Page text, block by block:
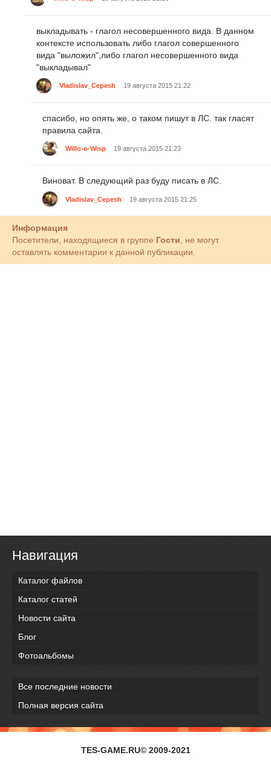
выкладывать - глагол несовершенного вида. В данном
контексте использовать либо глагол совершенного
вида "выложил",либо глагол несовершенного вида
"выкладывал"
Vladislav_Cepesh 19 августа 2015 21:22
спасибо, но опять же, о таком пишут в ЛС. так гласят
правила сайта.
Willo-o-Wisp 19 августа 2015 21:23
Виноват. В следующий раз буду писать в ЛС.
Vladislav_Cepesh 19 августа 2015 21:25
Информация
Посетители, находящиеся в группе Гости , не могут
оставлять комментарии к данной публикации.
Навигация
Каталог файлов
Каталог статей
Новости сайта
Блог
Фотоальбомы
Все последние новости
Полная версия сайта
TES-GAME.RU© 2009-2021